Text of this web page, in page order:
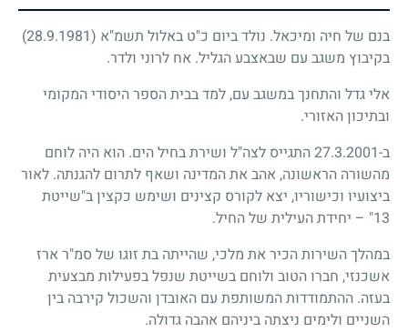
בנם של חיה ומיכאל. נולד ביום כ"ט באלול תשמ"א (28.9.1981)
בקיבוץ משגב עם שבאצבע הגליל. אח לרוני ולדר.
אלי גדל והתחנך במשגב עם, למד בבית הספר היסודי המקומי
ובתיכון האזורי.
ב-27.3.2001 התגייס לצה"ל ושירת בחיל הים. הוא היה לוחם
מהשורה הראשונה, אהב את המדינה ושאף לתרום להגנתה. לאור
ביצועיו וכישוריו, יצא לקורס קצינים ושימש כקצין ב"שייטת
13" – יחידת העילית של החיל.
במהלך השירות הכיר את מלכי, שהייתה בת זוגו של סמ"ר ארז
אשכנזי, חברו הטוב ולוחם בשייטת שנפל בפעילות מבצעית
בעזה. ההתמודדות המשותפת עם האובדן והשכול קירבה בין
השניים ולימים ניצתה ביניהם אהבה גדולה.